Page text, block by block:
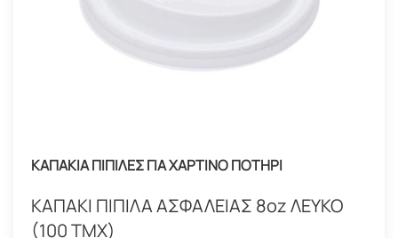
ΚΑΠΑΚΙΑ ΠΙΠΙΛΕΣ ΓΙΑ ΧΑΡΤΙΝΟ ΠΟΤΗΡΙ
ΚΑΠΑΚΙ ΠΙΠΙΛΑ ΑΣΦΑΛΕΙΑΣ 8oz ΛΕΥΚΟ
(100 ΤΜΧ)